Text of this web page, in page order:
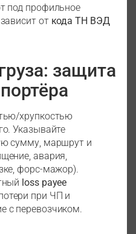
под профильное
от кода ТН ВЭД
защита
хрупкостью
Указывайте
сумму, маршрут и
авария,
форс-мажор).
loss payee
при ЧП и
с перевозчиком.